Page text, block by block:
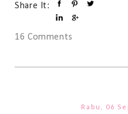
Share It:
16 Comments
Rabu, 06